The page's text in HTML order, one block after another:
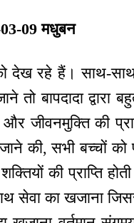
03-09 मधुबन
देख रहे हैं। साथ-
द्वारा
जीवनमुक्ति की
की, सभी बच्चों
की प्राप्ति
सेवा का खजाना